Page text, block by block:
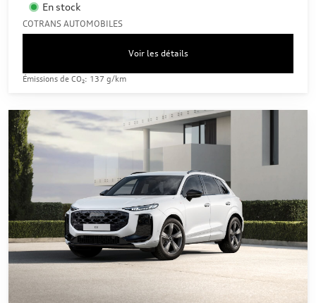
En stock
COTRANS AUTOMOBILES
Voir les détails
Émissions de CO₂: 137 g/km